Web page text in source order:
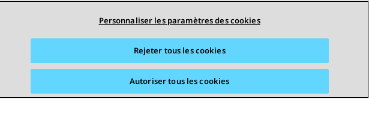
Personnaliser les paramètres des cookies
Rejeter tous les cookies
Autoriser tous les cookies